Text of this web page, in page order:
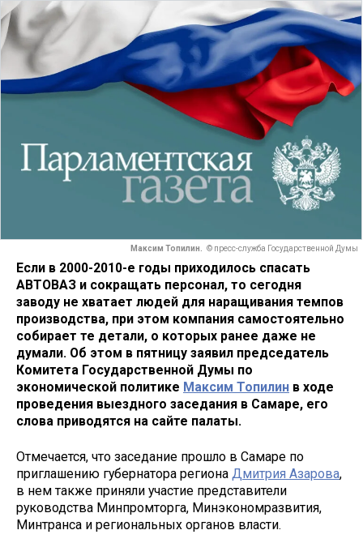
Максим Топилин. © пресс-служба Государственной Думы
Если в 2000-2010-е годы приходилось спасать
АВТОВАЗ и сокращать персонал, то сегодня
заводу не хватает людей для наращивания темпов
производства, при этом компания самостоятельно
собирает те детали, о которых ранее даже не
думали. Об этом в пятницу заявил председатель
Комитета Государственной Думы по
экономической политике Максим Топилин в ходе
проведения выездного заседания в Самаре, его
слова приводятся на сайте палаты.
Отмечается, что заседание прошло в Самаре по
приглашению губернатора региона Дмитрия Азарова,
в нем также приняли участие представители
руководства Минпромторга, Минэкономразвития,
Минтранса и региональных органов власти.